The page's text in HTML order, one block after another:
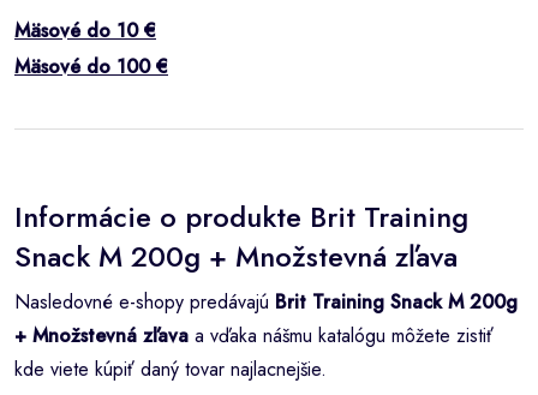
Mäsové do 10 €
Mäsové do 100 €
Informácie o produkte Brit Training
Snack M 200g + Množstevná zľava
Nasledovné e-shopy predávajú Brit Training Snack M 200g
+ Množstevná zľava a vďaka nášmu katalógu môžete zistiť
kde viete kúpiť daný tovar najlacnejšie.